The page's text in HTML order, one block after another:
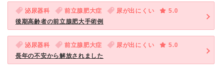
泌尿器科 前立腺肥大症 尿が出にくい
5.0
後期高齢者の前立腺肥大手術例
泌尿器科 前立腺肥大症 尿が出にくい
5.0
長年の不安から解放されました